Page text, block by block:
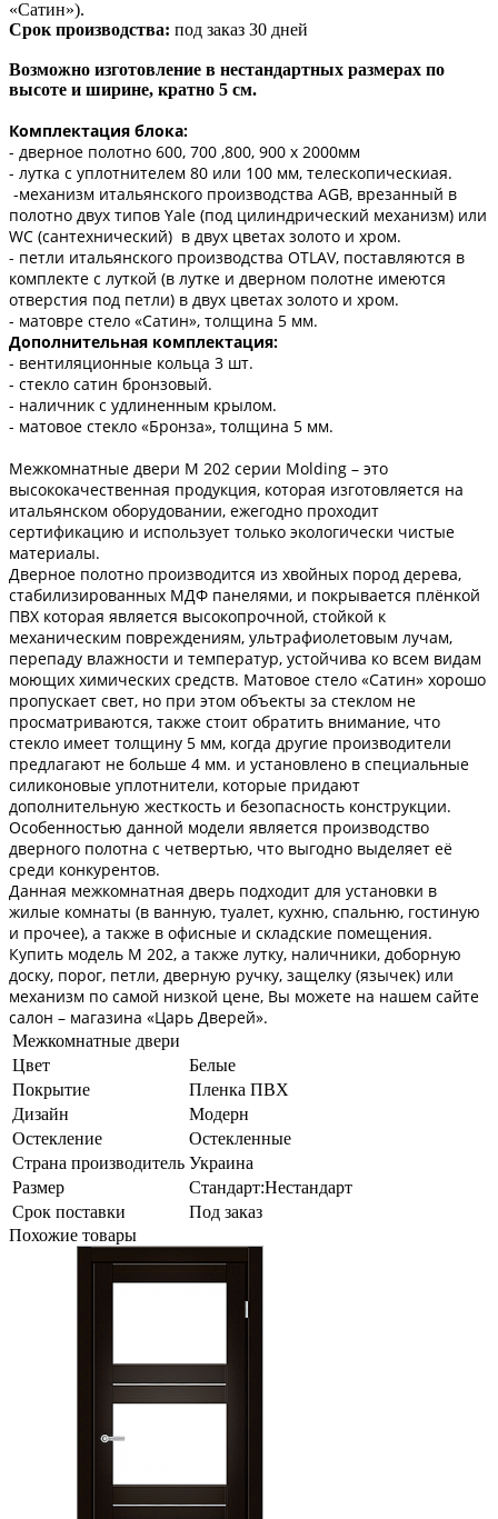
«Сатин»).
Срок производства: под заказ 30 дней
Возможно изготовление в нестандартных размерах по
высоте и ширине, кратно 5 см.
Комплектация блока:
- дверное полотно 600, 700 ,800, 900 х 2000мм
- лутка с уплотнителем 80 или 100 мм, телескопическиая.
-механизм итальянского производства AGB, врезанный в
полотно двух типов Yale (под цилиндрический механизм) или
WC (сантехнический) в двух цветах золото и хром.
- петли итальянского производства OTLAV, поставляются в
комплекте с луткой (в лутке и дверном полотне имеются
отверстия под петли) в двух цветах золото и хром.
- матовре стело «Сатин», толщина 5 мм.
Дополнительная комплектация:
- вентиляционные кольца 3 шт.
- стекло сатин бронзовый.
- наличник с удлиненным крылом.
- матовое стекло «Бронза», толщина 5 мм.
Межкомнатные двери M 202 серии Molding – это
высококачественная продукция, которая изготовляется на
итальянском оборудовании, ежегодно проходит
сертификацию и использует только экологически чистые
материалы.
Дверное полотно производится из хвойных пород дерева,
стабилизированных МДФ панелями, и покрывается плёнкой
ПВХ которая является высокопрочной, стойкой к
механическим повреждениям, ультрафиолетовым лучам,
перепаду влажности и температур, устойчива ко всем видам
моющих химических средств. Матовое стело «Сатин» хорошо
пропускает свет, но при этом объекты за стеклом не
просматриваются, также стоит обратить внимание, что
стекло имеет толщину 5 мм, когда другие производители
предлагают не больше 4 мм. и установлено в специальные
силиконовые уплотнители, которые придают
дополнительную жесткость и безопасность конструкции.
Особенностью данной модели является производство
дверного полотна с четвертью, что выгодно выделяет её
среди конкурентов.
Данная межкомнатная дверь подходит для установки в
жилые комнаты (в ванную, туалет, кухню, спальню, гостиную
и прочее), а также в офисные и складские помещения.
Купить модель М 202, а также лутку, наличники, доборную
доску, порог, петли, дверную ручку, защелку (язычек) или
механизм по самой низкой цене, Вы можете на нашем сайте
салон – магазина «Царь Дверей».
Межкомнатные двери
Цвет
Белые
Покрытие
Пленка ПВХ
Дизайн
Модерн
Остекление
Остекленные
Страна производитель Украина
Размер
Стандарт:Нестандарт
Срок поставки
Под заказ
Похожие товары